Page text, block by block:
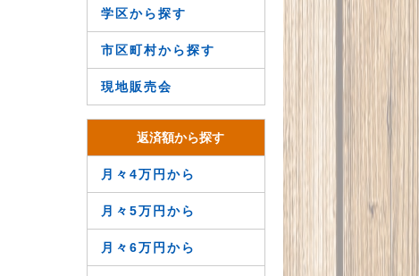
学区から探す
市区町村から探す
現地販売会
返済額から探す
月々4万円から
月々5万円から
月々6万円から